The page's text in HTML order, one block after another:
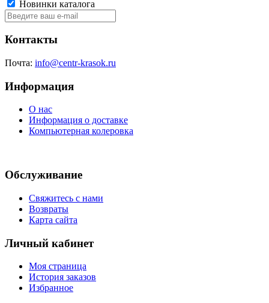
Новинки каталога
Контакты
Почта: info@centr-krasok.ru
Информация
О нас
Информация о доставке
Компьютерная колеровка
Обслуживание
Свяжитесь с нами
Возвраты
Карта сайта
Личный кабинет
Моя страница
История заказов
Избранное